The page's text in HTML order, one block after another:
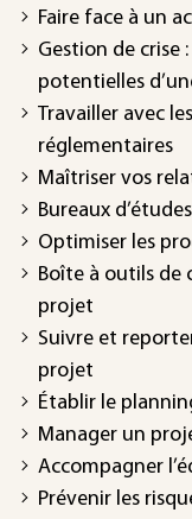
Faire face à un
Gestion de crise
potentielles
Travailler avec
réglementaires
Maîtriser vos
Bureaux
Optimiser les
Boîte à outils de
projet
Suivre et
projet
Établir le
Manager un
Accompagner
Prévenir les